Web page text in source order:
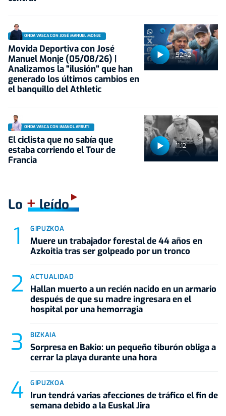
52:42
ONDA VASCA CON JOSÉ MANUEL MONJE
Movida Deportiva con José
Manuel Monje (05/08/26) |
Analizamos la "ilusión" que han
generado los últimos cambios en
el banquillo del Athletic
11:12
ONDA VASCA CON IMANOL ARRUTI
El ciclista que no sabía que
estaba corriendo el Tour de
Francia
Lo +leído
GIPUZKOA
Muere un trabajador forestal de 44 años en
Azkoitia tras ser golpeado por un tronco
ACTUALIDAD
Hallan muerto a un recién nacido en un armario
después de que su madre ingresara en el
hospital por una hemorragia
BIZKAIA
Sorpresa en Bakio: un pequeño tiburón obliga a
cerrar la playa durante una hora
GIPUZKOA
Irun tendrá varias afecciones de tráfico el fin de
semana debido a la Euskal Jira